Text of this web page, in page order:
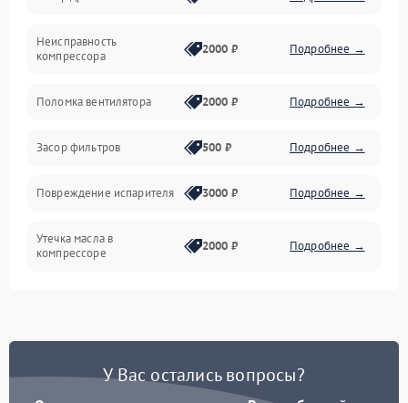
Электропитание
Неисправность
компрессора
2000 ₽ Подробнее →
Поломка вентилятора 2000 ₽ Подробнее →
Засор фильтров 500 ₽ Подробнее →
Повреждение испарителя 3000 ₽ Подробнее →
Утечка масла в
компрессоре
2000 ₽ Подробнее →
четырехходового клапана
Подробнее →
У Вас остались вопросы?